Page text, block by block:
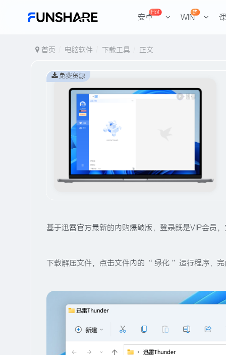
安卓
Hot
WIN
热
首页 电脑软件 下载工具 正文
免费资源
基于迅雷官方最新的内购爆破版，登录既是VIP会员
下载解压文件，点击文件内的 “ 绿化 ” 运行程序，